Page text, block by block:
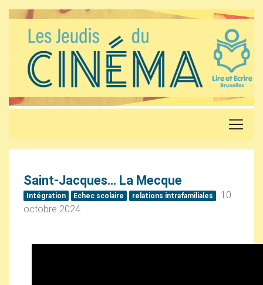
Saint-Jacques… La Mecque
Intégration Echec scolaire relations intrafamiliales
10
octobre 2024